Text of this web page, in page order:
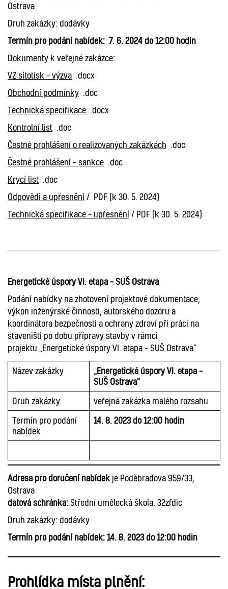
Ostrava
Druh zakázky: dodávky
Termín pro podání nabídek: 7. 6. 2024 do 12:00 hodin
Dokumenty k veřejné zakázce:
VZ sítotisk – výzva .docx
Obchodní podmínky .doc
Technická specifikace .docx
Kontrolní list .doc
Čestné prohlášení o realizovaných zakázkách .doc
Čestné prohlášení – sankce .doc
Krycí list .doc
Odpovědi a upřesnění / PDF (k 30. 5. 2024)
Technická specifikace – upřesnění / PDF (k 30. 5. 2024)
Energetické úspory VI. etapa – SUŠ Ostrava
Podání nabídky na zhotovení projektové dokumentace,
výkon inženýrské činnosti, autorského dozoru a
koordinátora bezpečnosti a ochrany zdraví při práci na
staveništi po dobu přípravy stavby v rámci
projektu „Energetické úspory VI. etapa – SUŠ Ostrava“
Název zakázky
„Energetické úspory VI. etapa –
SUŠ Ostrava“
Druh zakázky
veřejná zakázka malého rozsahu
Termín pro podání
nabídek
14. 8. 2023 do 12:00 hodin
Adresa pro doručení nabídek je Poděbradova 959/33,
Ostrava
datová schránka:Střední umělecká škola, 32zfdic
Druh zakázky: dodávky
Termín pro podání nabídek: 14. 8. 2023 do 12:00 hodin
Prohlídka místa plnění: